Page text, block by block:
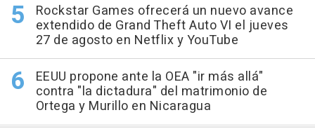
Rockstar Games ofrecerá un nuevo avance
extendido de Grand Theft Auto VI el jueves
27 de agosto en Netflix y YouTube
EEUU propone ante la OEA "ir más allá"
contra "la dictadura" del matrimonio de
Ortega y Murillo en Nicaragua